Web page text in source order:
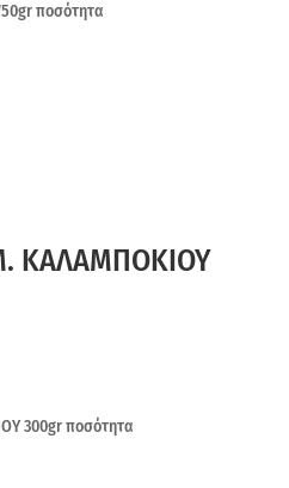
ποσότητα
ΚΑΛΑΜΠΟΚΙΟΥ
300gr ποσότητα